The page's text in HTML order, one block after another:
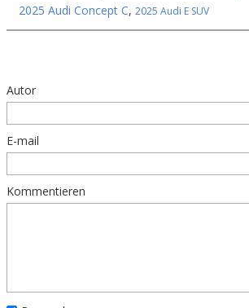
2025 Audi Concept C, 2025 Audi E SUV
Autor
E-mail
Kommentieren